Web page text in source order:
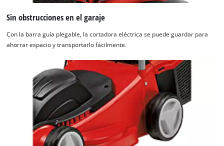
¡Necesitamos su consentimiento para
cargar el servicio Google Maps!
This content is not permitted to load due
to trackers that are not disclosed to the
Sin obstrucciones en el garaje
Con la barra guía plegable, la cortadora eléctrica se puede guardar para
ahorrar espacio y transportarlo fácilmente.